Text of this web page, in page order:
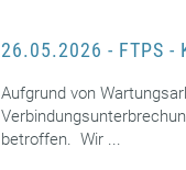
26.05.2026 - FTPS
Aufgrund von
betroffen. Wir ...